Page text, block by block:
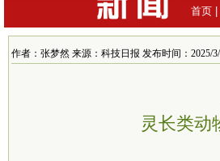
首页
作者：张梦然 来源：科技日报 发布时间：2025/3/
灵长类动